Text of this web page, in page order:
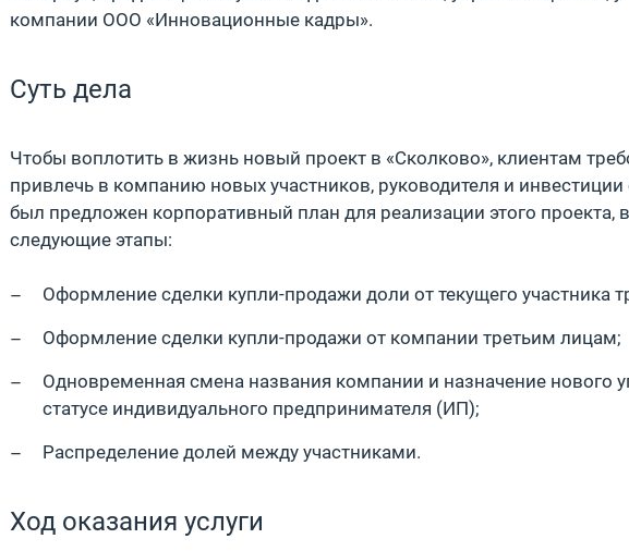
компании ООО «Инновационные кадры».
Суть дела
Чтобы воплотить в жизнь новый проект в «Сколково», клиентам
привлечь в компанию новых участников, руководителя и
был предложен корпоративный план для реализации этого
следующие этапы:
Оформление сделки купли-продажи доли от текущего участника
Оформление сделки купли-продажи от компании третьим лицам;
Одновременная смена названия компании и назначение нового
статусе индивидуального предпринимателя (ИП);
Распределение долей между участниками.
Ход оказания услуги